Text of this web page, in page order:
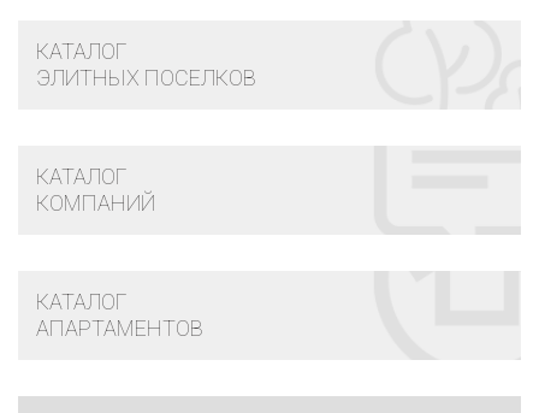
КАТАЛОГ
ЭЛИТНЫХ ПОСЕЛКОВ
КАТАЛОГ
КОМПАНИЙ
КАТАЛОГ
АПАРТАМЕНТОВ